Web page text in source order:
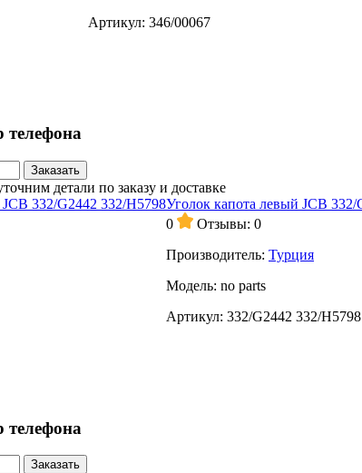
Артикул: 346/00067
телефона
Заказать
детали по заказу и доставке
Уголок капота левый JCB 332/
0
Отзывы: 0
Производитель: Турция
Модель: no parts
Артикул: 332/G2442 332/H5798
телефона
Заказать